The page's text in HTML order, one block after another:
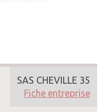
SAS CHEVILLE 35
Fiche entreprise